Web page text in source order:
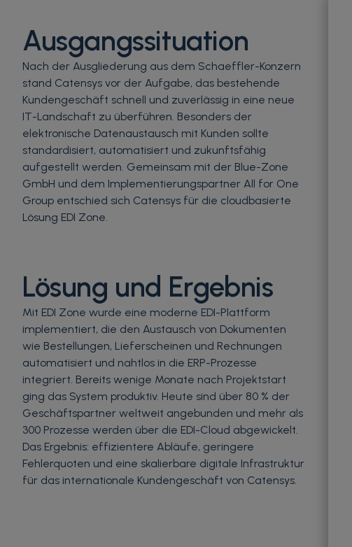
Ausgangssituation
Nach der Ausgliederung aus dem Schaeffler-Konzern
stand Catensys vor der Aufgabe, das bestehende
Kundengeschäft schnell und zuverlässig in eine neue
IT-Landschaft zu überführen. Besonders der
elektronische Datenaustausch mit Kunden sollte
standardisiert, automatisiert und zukunftsfähig
aufgestellt werden. Gemeinsam mit der Blue-Zone
GmbH und dem Implementierungspartner All for One
Group entschied sich Catensys für die cloudbasierte
Lösung EDI Zone.
Lösung und Ergebnis
Mit EDI Zone wurde eine moderne EDI-Plattform
implementiert, die den Austausch von Dokumenten
wie Bestellungen, Lieferscheinen und Rechnungen
automatisiert und nahtlos in die ERP-Prozesse
integriert. Bereits wenige Monate nach Projektstart
ging das System produktiv. Heute sind über 80 % der
Geschäftspartner weltweit angebunden und mehr als
300 Prozesse werden über die EDI-Cloud abgewickelt.
Das Ergebnis: effizientere Abläufe, geringere
Fehlerquoten und eine skalierbare digitale Infrastruktur
für das internationale Kundengeschäft von Catensys.